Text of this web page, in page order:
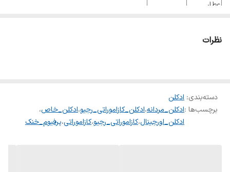
عطار
نوع عطر
پراکندگی
خوب
رایحه تولیه: ليمو ترش، ترنج،اسطوخدوس، شکوفه ليمو ،
نظرات
دسته‌بندی: ادکلن
برچسب‌ها :ادکلن_مردانه،ادکلن_کازاموراتی_رجیو،ادکلن_خاص،
ادکلن_اورجینال،کازاموراتی_رجیو،کازاموراتی،پرفیوم_خنک